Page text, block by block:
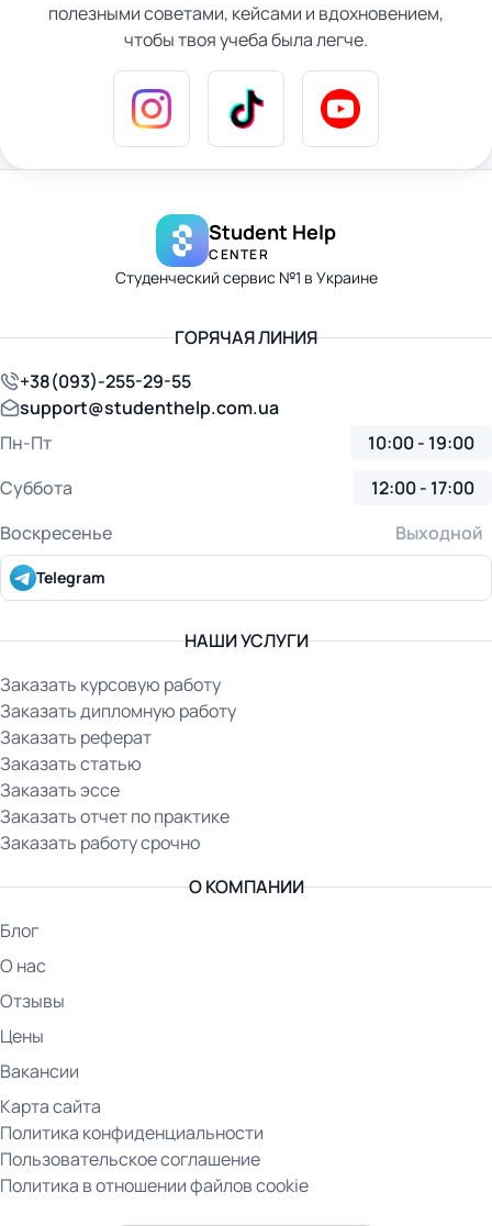
полезными советами, кейсами и вдохновением,
чтобы твоя учеба была легче.
Student Help
CENTER
Студенческий сервис №1 в Украине
НАШИ УСЛУГИ
Заказать курсовую работу
Заказать дипломную работу
Заказать реферат
Заказать статью
Заказать эссе
Заказать отчет по практике
Заказать работу срочно
О КОМПАНИИ
Блог
О нас
Отзывы
Цены
Вакансии
Карта сайта
Политика конфиденциальности
Пользовательское соглашение
Политика в отношении файлов cookie
ГОРЯЧАЯ ЛИНИЯ
+38(093)-255-29-55
support@studenthelp.com.ua
Пн-Пт
10:00 - 19:00
Суббота
12:00 - 17:00
Воскресенье
Выходной
Telegram